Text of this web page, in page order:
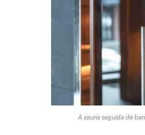
A sauna seguida de